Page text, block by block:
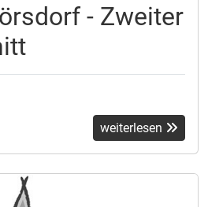
- Zweiter
weiterlesen